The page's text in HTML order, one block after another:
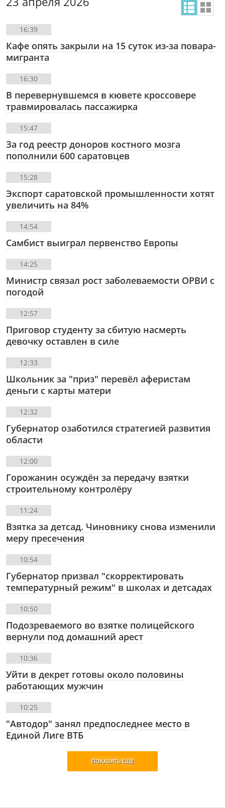
16:39
Кафе опять закрыли на 15 суток из-за повара-
мигранта
16:30
В перевернувшемся в кювете кроссовере
травмировалась пассажирка
15:47
За год реестр доноров костного мозга
пополнили 600 саратовцев
15:28
Экспорт саратовской промышленности хотят
увеличить на 84%
14:54
Самбист выиграл первенство Европы
14:25
Министр связал рост заболеваемости ОРВИ с
погодой
12:57
Приговор студенту за сбитую насмерть
девочку оставлен в силе
12:33
Школьник за "приз" перевёл аферистам
деньги с карты матери
12:32
Губернатор озаботился стратегией развития
области
12:00
Горожанин осуждён за передачу взятки
строительному контролёру
11:24
Взятка за детсад. Чиновнику снова изменили
меру пресечения
10:54
Губернатор призвал "скорректировать
температурный режим" в школах и детсадах
10:50
Подозреваемого во взятке полицейского
вернули под домашний арест
10:36
Уйти в декрет готовы около половины
работающих мужчин
10:25
"Автодор" занял предпоследнее место в
Единой Лиге ВТБ
ПОКАЗАТЬ ЕЩЕ